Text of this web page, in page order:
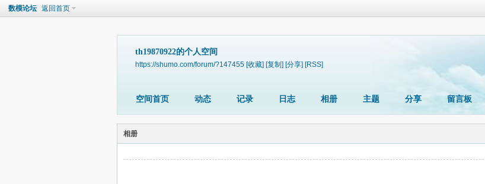
数模论坛 返回首页
th19870922的个人空间
https://shumo.com/forum/?147455 [收藏] [复制] [分享] [RSS]
空间首页 动态 记录 日志 相册 主题 分享 留言板
相册